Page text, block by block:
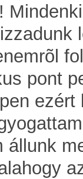
pont
állunk